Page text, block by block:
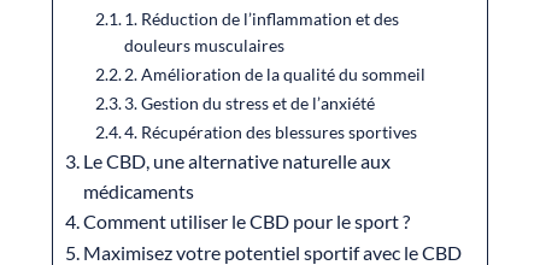
1. Réduction de l’inflammation et des
douleurs musculaires
2. Amélioration de la qualité du sommeil
3. Gestion du stress et de l’anxiété
4. Récupération des blessures sportives
Le CBD, une alternative naturelle aux
médicaments
Comment utiliser le CBD pour le sport ?
Maximisez votre potentiel sportif avec le CBD